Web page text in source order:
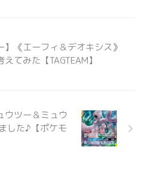
】《エーフィ＆デオキシス》
てみた【TAGTEAM】
ウツー＆ミュウ
した♪【ポケモ